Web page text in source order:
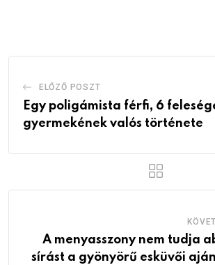
ELŐZŐ POSZT
Egy poligámista férfi, 6
gyermekének valós története
A menyasszony nem tudja
sírást a gyönyörű esküvői